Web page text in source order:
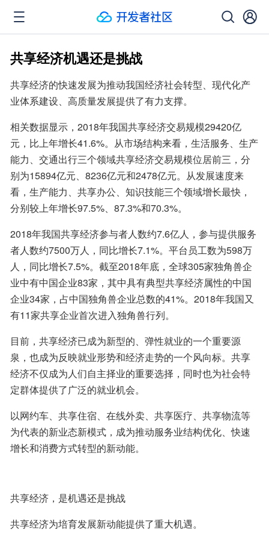
共享经济机遇还是挑战
共享经济的快速发展为推动我国经济社会转型、现代化产
业体系建设、高质量发展提供了有力支撑。
相关数据显示，2018年我国共享经济交易规模29420亿
元，比上年增长41.6%。从市场结构来看，生活服务、生产
能力、交通出行三个领域共享经济交易规模位居前三，分
别为15894亿元、8236亿元和2478亿元。从发展速度来
看，生产能力、共享办公、知识技能三个领域增长最快，
分别较上年增长97.5%、87.3%和70.3%。
2018年我国共享经济参与者人数约7.6亿人，参与提供服务
者人数约7500万人，同比增长7.1%。平台员工数为598万
人，同比增长7.5%。截至2018年底，全球305家独角兽企
业中有中国企业83家，其中具有典型共享经济属性的中国
企业34家，占中国独角兽企业总数的41%。2018年我国又
有11家共享企业首次进入独角兽行列。
目前，共享经济已成为新型的、弹性就业的一个重要源
泉，也成为反映就业形势和经济走势的一个风向标。共享
经济不仅成为人们自主择业的重要选择，同时也为社会特
定群体提供了广泛的就业机会。
以网约车、共享住宿、在线外卖、共享医疗、共享物流等
为代表的新业态新模式，成为推动服务业结构优化、快速
增长和消费方式转型的新动能。
共享经济，是机遇还是挑战
共享经济为培育发展新动能提供了重大机遇。